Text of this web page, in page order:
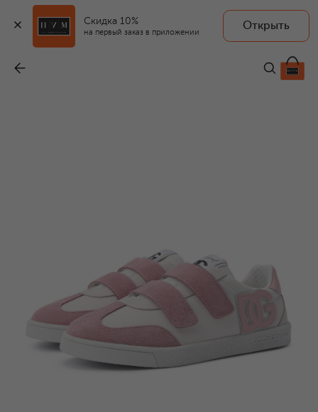
Скидка 10%
на первый заказ в приложении
Открыть
31 950 ₽